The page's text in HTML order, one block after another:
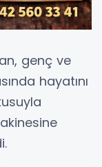
genç ve
hayatını